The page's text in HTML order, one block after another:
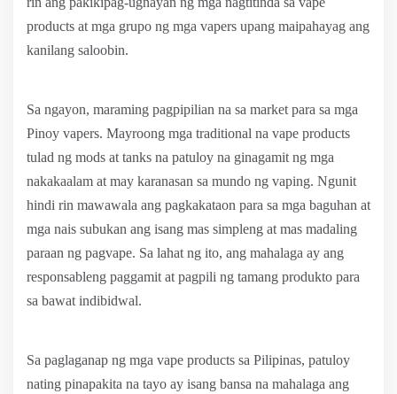
products at mga grupo ng mga vapers upang maipahayag ang
kanilang saloobin.
Sa ngayon, maraming pagpipilian na sa market para sa mga
Pinoy vapers. Mayroong mga traditional na vape products
tulad ng mods at tanks na patuloy na ginagamit ng mga
nakakaalam at may karanasan sa mundo ng vaping. Ngunit
hindi rin mawawala ang pagkakataon para sa mga baguhan at
mga nais subukan ang isang mas simpleng at mas madaling
paraan ng pagvape. Sa lahat ng ito, ang mahalaga ay ang
responsableng paggamit at pagpili ng tamang produkto para
sa bawat indibidwal.
Sa paglaganap ng mga vape products sa Pilipinas, patuloy
nating pinapakita na tayo ay isang bansa na mahalaga ang